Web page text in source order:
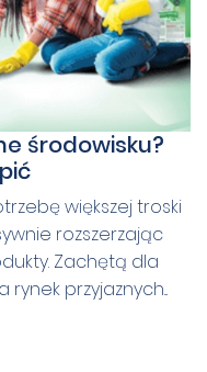
środowisku?
większej troski
rozszerzając
Zachętą dla
przyjaznych...